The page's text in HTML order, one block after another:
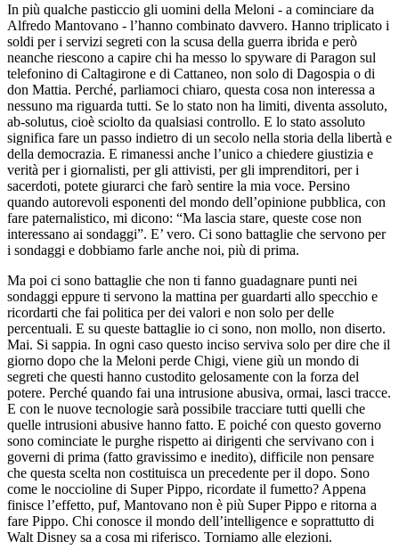
In più qualche pasticcio gli uomini della Meloni - a cominciare da
Alfredo Mantovano - l’hanno combinato davvero. Hanno triplicato i
soldi per i servizi segreti con la scusa della guerra ibrida e però
neanche riescono a capire chi ha messo lo spyware di Paragon sul
telefonino di Caltagirone e di Cattaneo, non solo di Dagospia o di
don Mattia. Perché, parliamoci chiaro, questa cosa non interessa a
nessuno ma riguarda tutti. Se lo stato non ha limiti, diventa assoluto,
ab-solutus, cioè sciolto da qualsiasi controllo. E lo stato assoluto
significa fare un passo indietro di un secolo nella storia della libertà e
della democrazia. E rimanessi anche l’unico a chiedere giustizia e
verità per i giornalisti, per gli attivisti, per gli imprenditori, per i
sacerdoti, potete giurarci che farò sentire la mia voce. Persino
quando autorevoli esponenti del mondo dell’opinione pubblica, con
fare paternalistico, mi dicono: “Ma lascia stare, queste cose non
interessano ai sondaggi”. E’ vero. Ci sono battaglie che servono per
i sondaggi e dobbiamo farle anche noi, più di prima.
Ma poi ci sono battaglie che non ti fanno guadagnare punti nei
sondaggi eppure ti servono la mattina per guardarti allo specchio e
ricordarti che fai politica per dei valori e non solo per delle
percentuali. E su queste battaglie io ci sono, non mollo, non diserto.
Mai. Si sappia. In ogni caso questo inciso serviva solo per dire che il
giorno dopo che la Meloni perde Chigi, viene giù un mondo di
segreti che questi hanno custodito gelosamente con la forza del
potere. Perché quando fai una intrusione abusiva, ormai, lasci tracce.
E con le nuove tecnologie sarà possibile tracciare tutti quelli che
quelle intrusioni abusive hanno fatto. E poiché con questo governo
sono cominciate le purghe rispetto ai dirigenti che servivano con i
governi di prima (fatto gravissimo e inedito), difficile non pensare
che questa scelta non costituisca un precedente per il dopo. Sono
come le noccioline di Super Pippo, ricordate il fumetto? Appena
finisce l’effetto, puf, Mantovano non è più Super Pippo e ritorna a
fare Pippo. Chi conosce il mondo dell’intelligence e soprattutto di
Walt Disney sa a cosa mi riferisco. Torniamo alle elezioni.